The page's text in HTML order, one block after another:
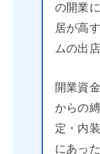
の開業
居が高
ムの出
開業資
からの
定・内
にあっ